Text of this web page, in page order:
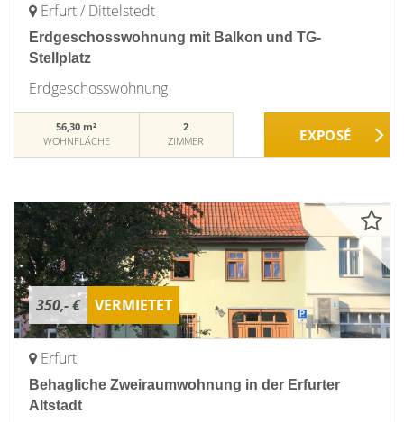
Erfurt / Dittelstedt
Erdgeschosswohnung mit Balkon und TG-
Stellplatz
Erdgeschosswohnung
56,30 m²
WOHNFLÄCHE
2
ZIMMER
350,- € VERMIETET
Erfurt
Behagliche Zweiraumwohnung in der Erfurter
Altstadt